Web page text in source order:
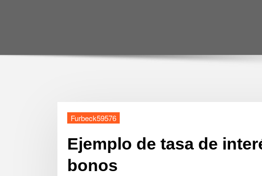
Furbeck59576
Ejemplo de tasa de
bonos